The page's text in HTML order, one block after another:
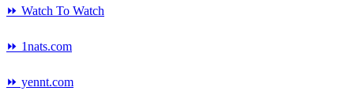
⏩ Watch To Watch
⏩ 1nats.com
⏩ yennt.com